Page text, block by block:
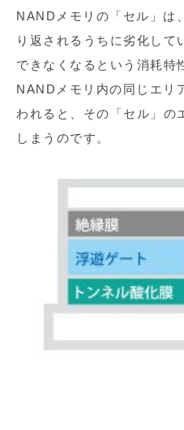
NANDメモリの「セル」は
り返されるうちに劣化して
できなくなるという消耗特
NANDメモリ内の同じエリ
われると、その「セル」の
しまうのです。